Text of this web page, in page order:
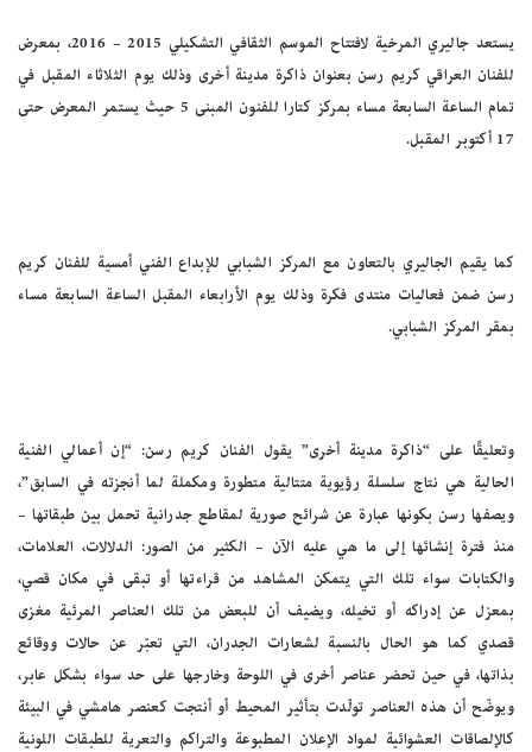
يستعد جاليري المرخية لافتتاح الموسم الثقافي التشكيلي 2015 – 2016، بمعرض
للفنان العراقي كريم رسن بعنوان ذاكرة مدينة أخرى وذلك يوم الثلاثاء المقبل في
تمام الساعة السابعة مساء بمركز كتارا للفنون المبنى 5 حيث يستمر المعرض حتى
17 أكتوبر المقبل.
كما يقيم الجاليري بالتعاون مع المركز الشبابي للإبداع الفني أمسية للفنان كريم
رسن ضمن فعاليات منتدى فكرة وذلك يوم الأرابعاء المقبل الساعة السابعة مساء
بمقر المركز الشبابي.
وتعليقًا على “ذاكرة مدينة أخرى” يقول الفنان كريم رسن: “إن أعمالي الفنية
الحالية هي نتاج سلسلة رؤيوية متتالية متطورة ومكملة لما أنجزته في السابق”،
ويصفها رسن بكونها عبارة عن شرائح صورية لمقاطع جدرانية تحمل بين طبقاتها –
منذ فترة إنشائها إلى ما هي عليه الآن – الكثير من الصور: الدلالات، العلامات،
والكتابات سواء تلك التي يتمكن المشاهد من قراءتها أو تبقى في مكان قصي،
بمعزل عن إدراكه أو تخيله، ويضيف أن للبعض من تلك العناصر المرئية مغزى
قصدي كما هو الحال بالنسبة لشعارات الجدران، التي تعبّر عن حالات ووقائع
بذاتها، في حين تحضر عناصر أخرى في اللوحة وخارجها على حد سواء بشكل عابر،
ويوضّح أن هذه العناصر تولّدت بتأثير المحيط أو أنتجت كعنصر هامشي في البيئة
كالإلصاقات العشوائية لمواد الإعلان المطبوعة والتراكم والتعرية للطبقات اللونية